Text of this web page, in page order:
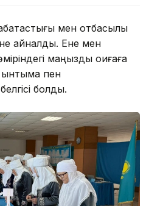
мен отбасылық
айналды. Ене мен
маңызды оқиғаға
ынтымақ пен
болды.